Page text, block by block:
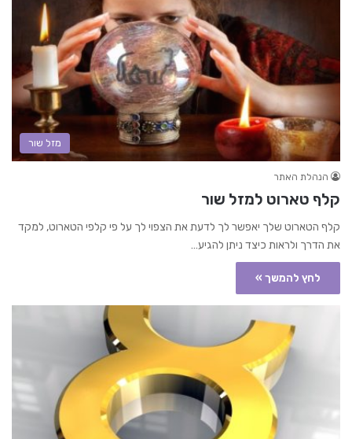
מזל שור
הנהלת האתר
קלף טארוט למזל שור
קלף הטארוט שלך יאפשר לך לדעת את הצפוי לך על פי קלפי הטארוט, למקד
את הדרך ולראות כיצד ניתן להגיע…
לחץ להמשך »